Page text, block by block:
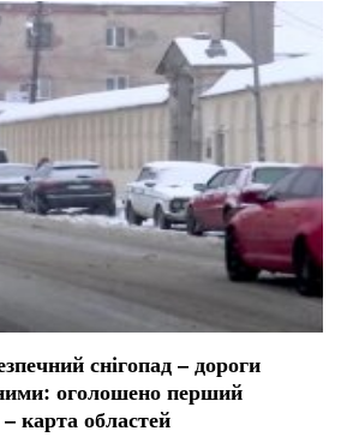
снігопад – дороги
оголошено перший
карта областей